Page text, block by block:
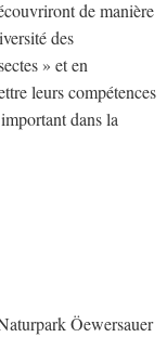
de manière
des
» et en
leurs compétences
dans la
Öewersauer